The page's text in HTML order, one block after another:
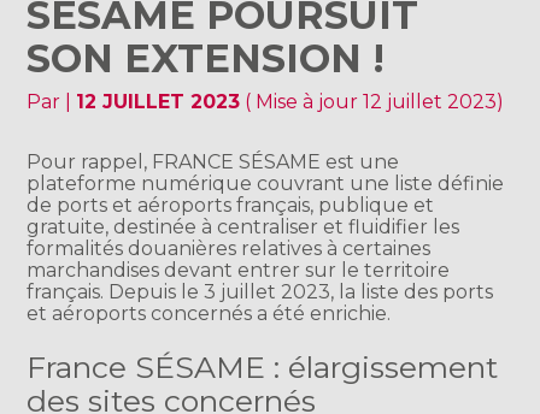
SÉSAME POURSUIT
SON EXTENSION !
Par 12 JUILLET 2023 ( Mise à jour 12 juillet 2023)
Pour rappel, FRANCE SÉSAME est une
plateforme numérique couvrant une liste définie
de ports et aéroports français, publique et
gratuite, destinée à centraliser et fluidifier les
formalités douanières relatives à certaines
marchandises devant entrer sur le territoire
français. Depuis le 3 juillet 2023, la liste des ports
et aéroports concernés a été enrichie.
France SÉSAME : élargissement
des sites concernés